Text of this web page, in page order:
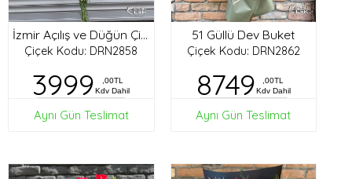
İzmir Açılış ve Düğün Çiçekleri
Çiçek Kodu: DRN2858
3999
,00TL
Kdv Dahil
Aynı Gün Teslimat
51 Güllü Dev Buket
Çiçek Kodu: DRN2862
8749
,00TL
Kdv Dahil
Aynı Gün Teslimat